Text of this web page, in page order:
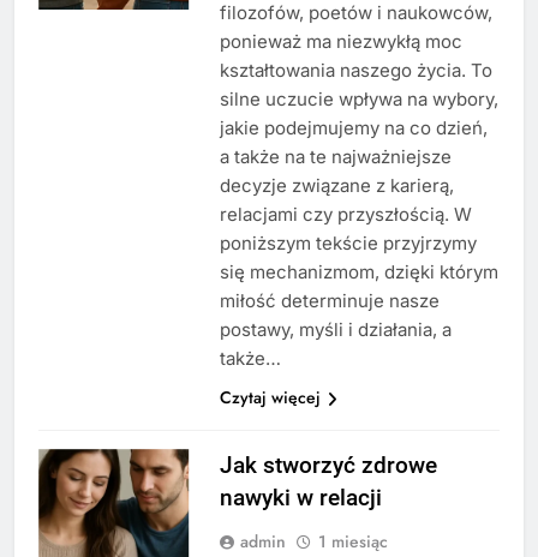
filozofów, poetów i naukowców,
ponieważ ma niezwykłą moc
kształtowania naszego życia. To
silne uczucie wpływa na wybory,
jakie podejmujemy na co dzień,
a także na te najważniejsze
decyzje związane z karierą,
relacjami czy przyszłością. W
poniższym tekście przyjrzymy
się mechanizmom, dzięki którym
miłość determinuje nasze
postawy, myśli i działania, a
także…
Czytaj więcej
Jak stworzyć zdrowe
nawyki w relacji
admin
1 miesiąc